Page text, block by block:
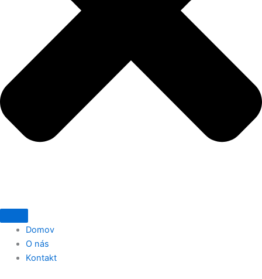
Domov
O nás
Kontakt